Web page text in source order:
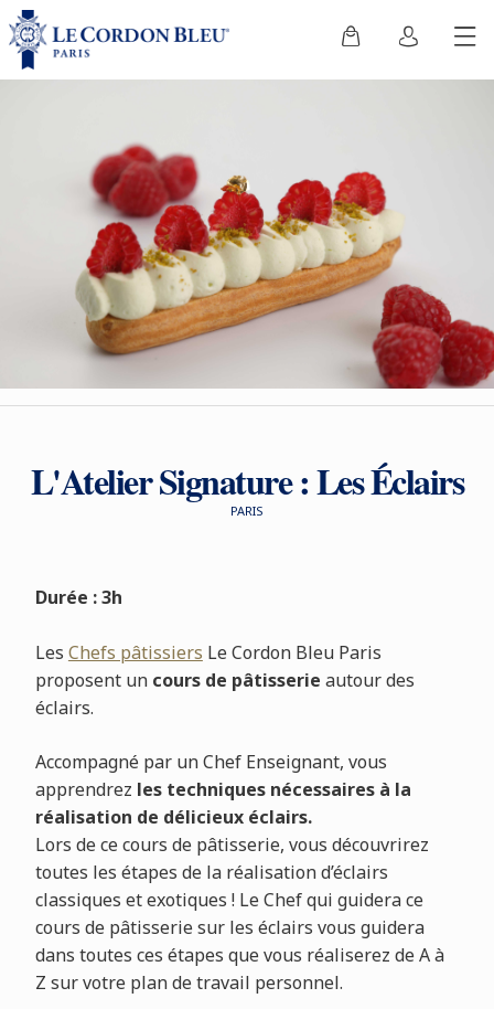
L'Atelier Signature : Les Éclairs
PARIS
Durée : 3h
Les Chefs pâtissiers Le Cordon Bleu Paris
proposent uncours de pâtisserie autour des
éclairs.
Accompagné par un Chef Enseignant, vous
apprendrez les techniques nécessaires à la
réalisation de délicieux éclairs.
Lors de ce cours de pâtisserie, vous découvrirez
toutes les étapes de la réalisation d’éclairs
classiques et exotiques ! Le Chef qui guidera ce
cours de pâtisserie sur les éclairs vous guidera
dans toutes ces étapes que vous réaliserez de A à
Z sur votre plan de travail personnel.